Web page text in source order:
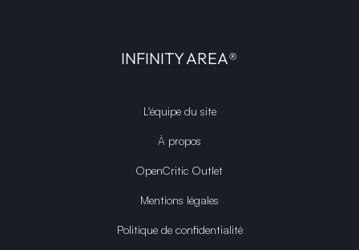
INFINITY AREA®
L'équipe du site
À propos
OpenCritic Outlet
Mentions légales
Politique de confidentialité